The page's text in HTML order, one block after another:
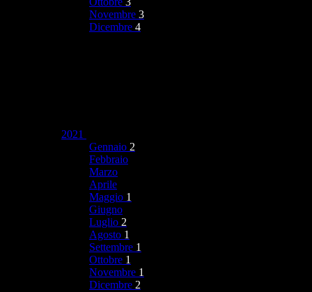
Novembre 3
Dicembre 4
2021
Gennaio 2
Febbraio
Marzo
Aprile
Maggio 1
Giugno
Luglio 2
Agosto 1
Settembre 1
Ottobre 1
Novembre 1
Dicembre 2